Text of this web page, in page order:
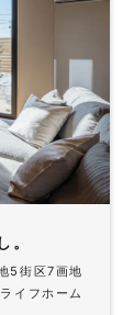
。
5街区7画地
イフホーム